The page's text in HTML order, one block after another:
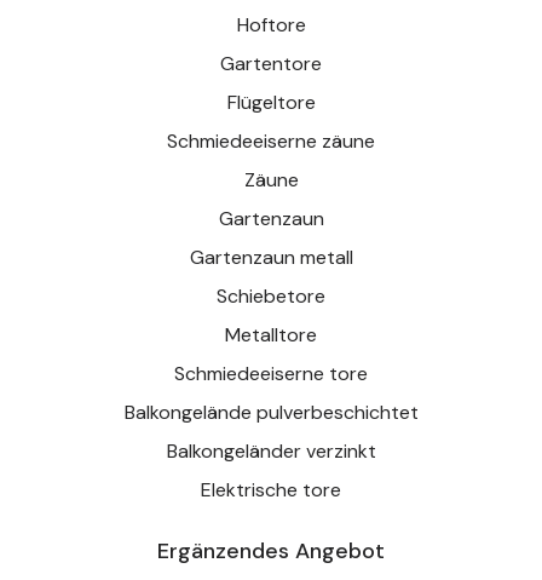
Hoftore
Gartentore
Flügeltore
Schmiedeeiserne zäune
Zäune
Gartenzaun
Gartenzaun metall
Schiebetore
Metalltore
Schmiedeeiserne tore
Balkongelände pulverbeschichtet
Balkongeländer verzinkt
Elektrische tore
Ergänzendes Angebot